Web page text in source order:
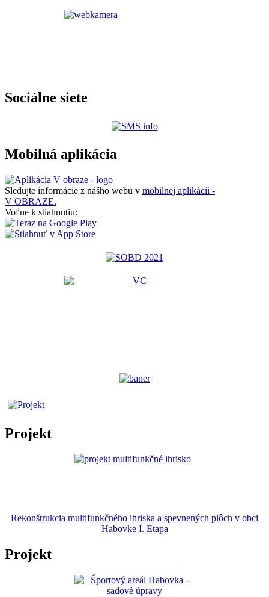
Sociálne siete
Mobilná aplikácia
Sledujte informácie z nášho webu v mobilnej aplikácii -
V OBRAZE.
Voľne k stiahnutiu:
Projekt
Rekonštrukcia multifunkčného ihriska a spevnených plôch v obci
Habovke I. Etapa
Projekt